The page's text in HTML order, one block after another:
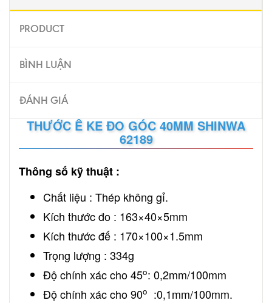
PRODUCT
BÌNH LUẬN
ĐÁNH GIÁ
THƯỚC Ê KE ĐO GÓC 40MM SHINWA
62189
Thông số kỹ thuật :
Chất liệu : Thép không gỉ.
Kích thước đo : 163×40×5mm
Kích thước đế : 170×100×1.5mm
Trọng lượng : 334g
Độ chính xác cho 45o: 0,2mm/100mm
Độ chính xác cho 90o
:0,1mm/100mm.